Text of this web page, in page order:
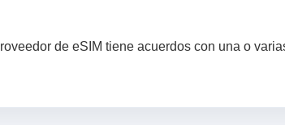
de eSIM tiene acuerdos con una o